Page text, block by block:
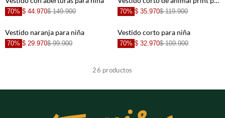
+ +
70% $ 44.970$ 149.900 70% $ 35.970$ 119.900
Vestido naranja para niña
70% $ 29.970$ 99.900
Vestido corto para niña
70% $ 32.970$ 109.900
26 productos